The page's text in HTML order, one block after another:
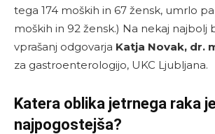
tega 174 moških in 67 žensk, umrlo pa
moških in 92 žensk.) Na nekaj najbolj
vprašanj odgovarja Katja Novak, dr.
za gastroenterologijo, UKC Ljubljana.
Katera oblika jetrnega raka
najpogostejša?